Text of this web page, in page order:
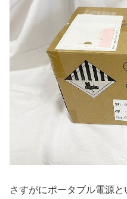
さすがにポータブル電源